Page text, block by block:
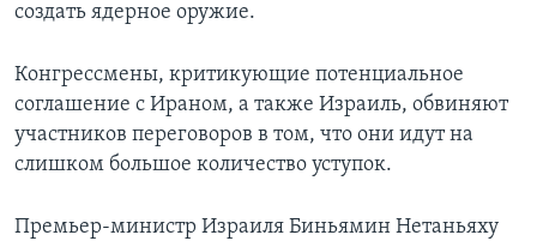
создать ядерное оружие.
Конгрессмены, критикующие потенциальное
соглашение с Ираном, а также Израиль, обвиняют
участников переговоров в том, что они идут на
слишком большое количество уступок.
Премьер-министр Израиля Биньямин Нетаньяху